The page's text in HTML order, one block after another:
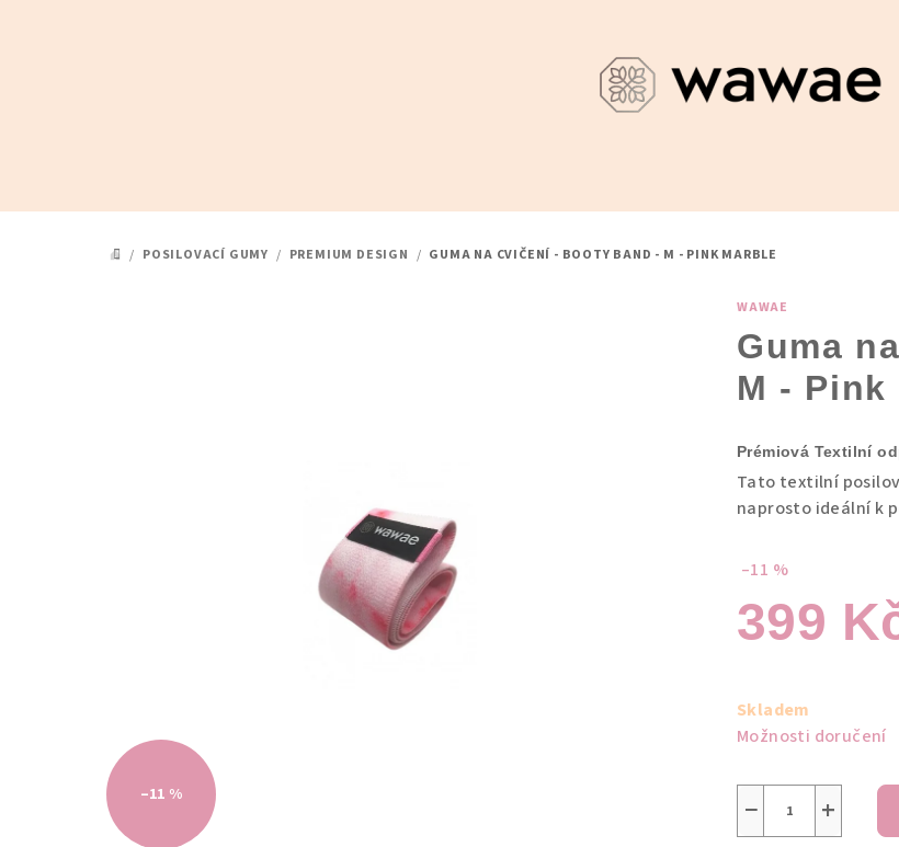
DOMŮ
/ POSILOVACÍ GUMY / PREMIUM DESIGN / GUMA NA CVIČENÍ - BOOTY BAND - M - PINK MARBLE
WAWAE
Guma
M - Pink
Prémiová Textilní
Tato textilní
naprosto ideální k
–11 %
399
cena:
Skladem
Možnosti doručení
+
−
–11 %